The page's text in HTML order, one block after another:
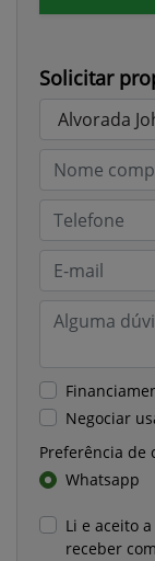
Solicitar
Negociar
Preferência de
Whatsapp
Li e aceito a
receber